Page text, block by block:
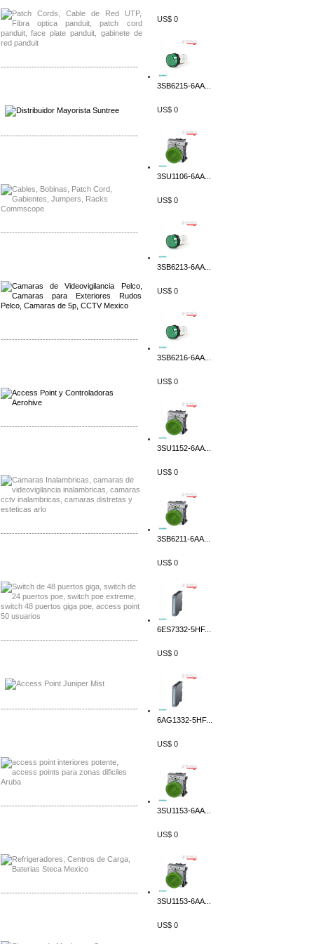
-------------------------------------------------
-------------------------------------------------
-------------------------------------------------
-------------------------------------------------
-------------------------------------------------
-------------------------------------------------
-------------------------------------------------
-------------------------------------------------
-------------------------------------------------
-------------------------------------------------
US$ 0
3SB6215-6AA...
US$ 0
3SU1106-6AA...
US$ 0
3SB6213-6AA...
US$ 0
3SB6216-6AA...
US$ 0
3SU1152-6AA...
US$ 0
3SB6211-6AA...
US$ 0
6ES7332-5HF...
US$ 0
6AG1332-5HF...
US$ 0
3SU1153-6AA...
US$ 0
3SU1153-6AA...
US$ 0